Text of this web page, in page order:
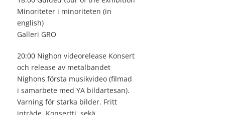
Minoriteter i minoriteten (in
english)
Galleri GRO
20:00 Nighon videorelease Konsert
och release av metalbandet
Nighons första musikvideo (filmad
i samarbete med YA bildartesan).
Varning för starka bilder. Fritt